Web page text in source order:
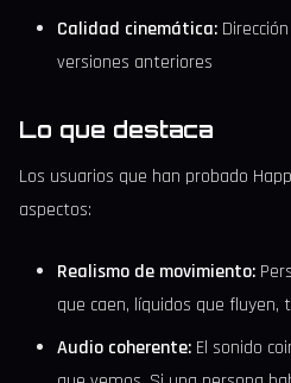
Calidad cinemática:
versiones anteriores
Lo que destaca
Los usuarios que han probado
aspectos:
Realismo de movimiento:
que caen, líquidos que fluyen,
Audio coherente: El sonido